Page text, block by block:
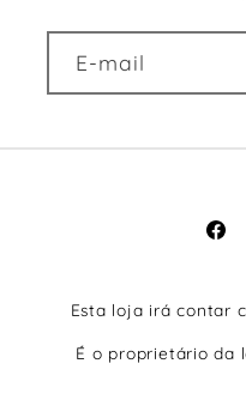
E-mail
Esta loja irá contar
É o proprietário da